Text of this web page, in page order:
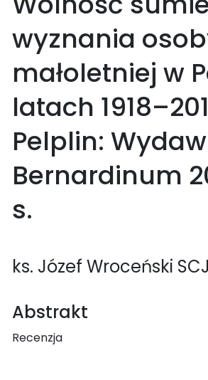
wyznania
małoletniej w
latach
Pelplin:
Bernardinum
s.
ks. Józef Wroceński SCJ
Abstrakt
Recenzja